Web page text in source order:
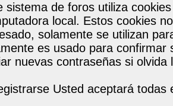
sistema de foros utiliza
local. Estos cookies
solamente se utilizan
es usado para
nuevas contraseñas si olvida
Usted aceptará todas